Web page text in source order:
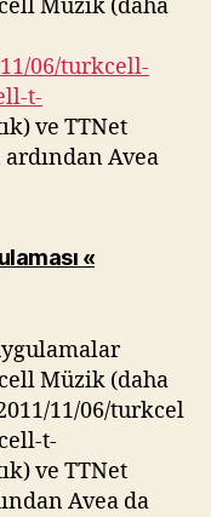
Müzik (daha
06/turkcell-
t-
ve TTNet
Avea
«
Müzik (daha
11/06/turkcel
t-
ve TTNet
Avea da